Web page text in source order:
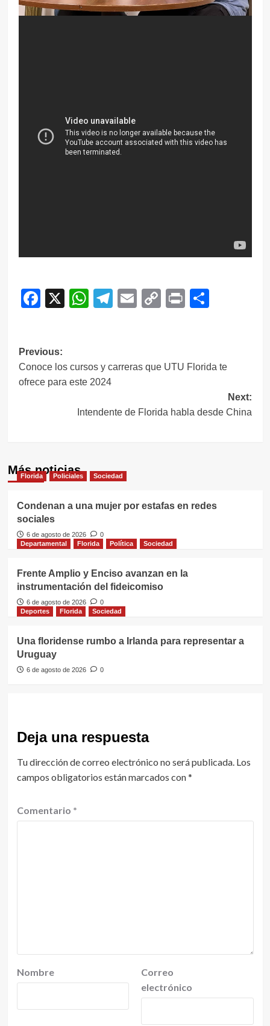
Facebook
X WhatsApp
Telegram
EmailCopy
Print
Navegación
de
entradas
Previous:
Conoce los cursos y carreras que UTU Florida te
ofrece para este 2024
Next:
Intendente de Florida habla desde China
Más noticias
Florida Policiales Sociedad
Condenan a una mujer por estafas en redes
sociales
6 de agosto de 2026
0
Departamental
Florida Política Sociedad
Frente Amplio y Enciso avanzan en la
instrumentación del fideicomiso
6 de agosto de 2026
0
Deportes
Florida Sociedad
Una floridense rumbo a Irlanda para representar a
Uruguay
6 de agosto de 2026 0
Deja una respuesta
Tu dirección de correo electrónico no será publicada. Los
campos obligatorios están marcados con*
Comentario *
Nombre
Correo
electrónico